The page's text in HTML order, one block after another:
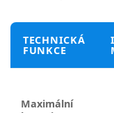
TECHNICKÁ
FUNKCE
Maximální